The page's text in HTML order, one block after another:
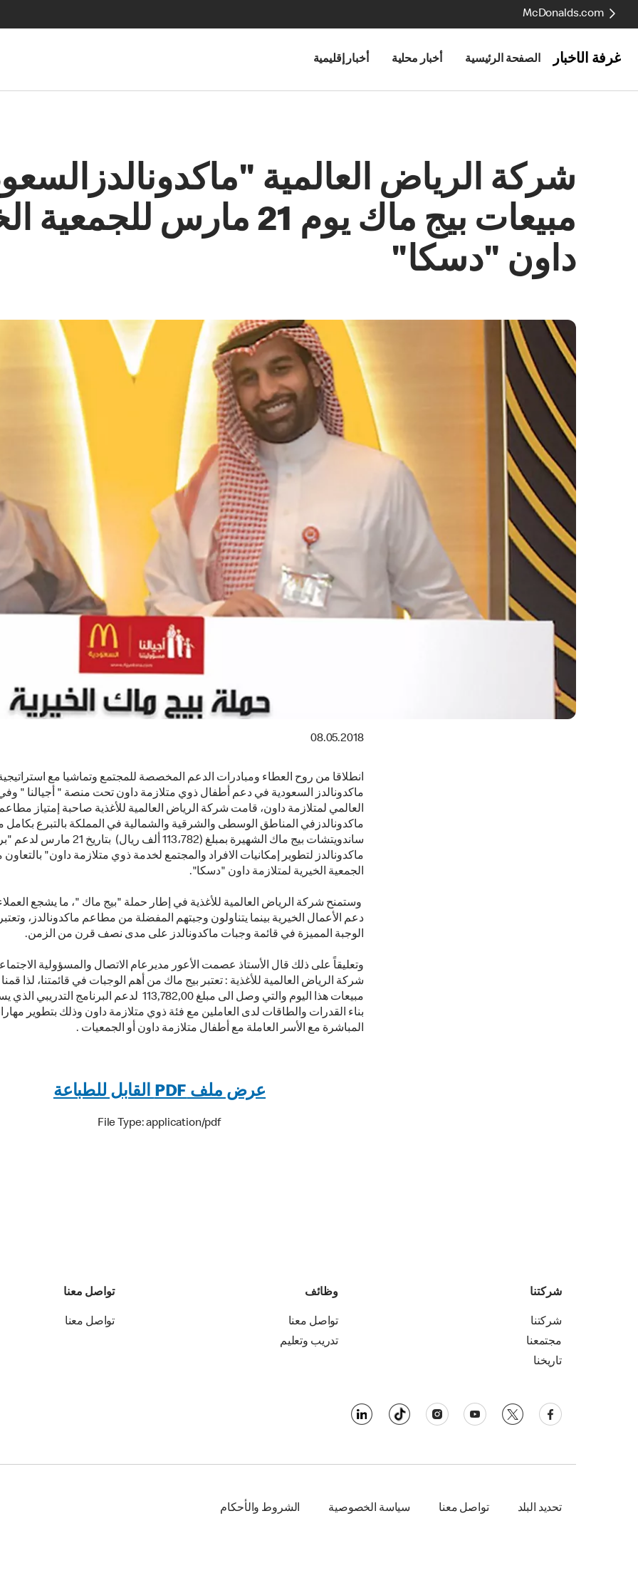
McDonalds.com
غرفة الأخبار الصفحة الرئيسية أخبار محلية أخبار إقليمية
شركة الرياض العالمية
مبيعات بيج ماك يوم 21 مارس
داون "دسكا"
08.05.2018
انطلاقا من روح العطاء ومبادرات الدعم المخصصة للمجتمع وتماشيا مع
ماكدونالدز السعودية في دعم أطفال ذوي متلازمة داون تحت منصة " أجيالنا " وفي
العالمي لمتلازمة داون، قامت شركة الرياض العالمية للأغذية صاحبة إمتياز
ماكدونالدزفي المناطق الوسطى والشرقية والشمالية في المملكة بالتبرع بكامل
ساندويتشات بيج ماك الشهيرة بمبلغ (113،782 ألف ريال) بتاريخ
ماكدونالدز لتطوير إمكانيات الافراد والمجتمع لخدمة ذوي متلازمة داون" بالتعاون
الجمعية الخيرية لمتلازمة داون "دسكا".
وستمنح شركة الرياض العالمية للأغذية في إطار حملة "بيج ماك "، ما يشجع
دعم الأعمال الخيرية بينما يتناولون وجبتهم المفضلة من مطاعم ماكدونالدز،
الوجبة المميزة في قائمة وجبات ماكدونالدز على مدى نصف قرن من الزمن.
وتعليقاً على ذلك قال الأستاذ عصمت الأعور مديرعام الاتصال والمسؤولية
شركة الرياض العالمية للأغذية : تعتبر بيج ماك من أهم الوجبات في قائمتنا، لذا
مبيعات هذا اليوم والتي وصل الى مبلغ 113,782,00 لدعم البرنامج
بناء القدرات والطاقات لدى العاملين مع فئة ذوي متلازمة داون وذلك بتطوير
المباشرة مع الأسر العاملة مع أطفال متلازمة داون أو الجمعيات .
عرض ملف PDF القابل للطباعة
File Type: application/pdf
شركتنا
شركتنا
مجتمعنا
تاريخنا
وظائف
تواصل معنا
تدريب وتعليم
تواصل معنا
تواصل معنا
تحديد البلد تواصل معنا سياسة الخصوصية الشروط والأحكام